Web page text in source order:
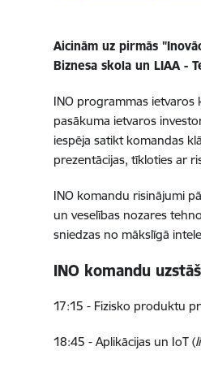
Aicinām uz pirmās
Biznesa skola un LIAA -
INO programmas ietvaros
pasākuma ietvaros
iespēja satikt komandas
prezentācijas, tīkloties ar
INO komandu risinājumi
un veselības nozares
sniedzas no mākslīgā
INO komandu
17:15 - Fizisko produktu
18:45 - Aplikācijas un IoT (